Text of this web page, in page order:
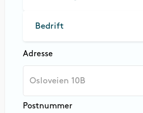
Bedrift
Adresse
Postnummer